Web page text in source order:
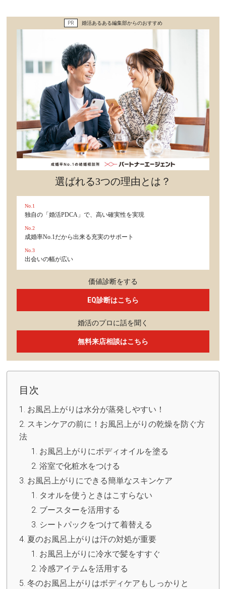
心の処方箋
カルチャー・トレンド・芸能
驚き
PR 婚活あるある編集部からのおすすめ
選ばれる3つの理由とは？
No.1
独自の「婚活PDCA」で、高い確実性を実現
No.2
成婚率No.1だから出来る充実のサポート
No.3
出会いの幅が広い
価値診断をする
EQ診断はこちら
婚活のプロに話を聞く
無料来店相談はこちら
目次
お風呂上がりは水分が蒸発しやすい！
スキンケアの前に！お風呂上がりの乾燥を防ぐ方
法
お風呂上がりにボディオイルを塗る
浴室で化粧水をつける
お風呂上がりにできる簡単なスキンケア
タオルを使うときはこすらない
ブースターを活用する
シートパックをつけて着替える
夏のお風呂上がりは汗の対処が重要
お風呂上がりに冷水で髪をすすぐ
冷感アイテムを活用する
冬のお風呂上がりはボディケアもしっかりと